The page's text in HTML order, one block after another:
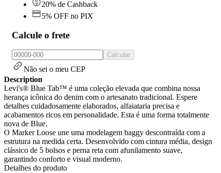
20% de Cashback
5% OFF no PIX
Calcule o frete
Calcular
Não sei o meu CEP
Description
Levi's® Blue Tab™ é uma coleção elevada que combina nossa
herança icônica do denim com o artesanato tradicional. Espere
detalhes cuidadosamente elaborados, alfaiataria precisa e
acabamentos ricos em personalidade. Esta é uma forma totalmente
nova de Blue.
O Marker Loose une uma modelagem baggy descontraída com a
estrutura na medida certa. Desenvolvido com cintura média, design
clássico de 5 bolsos e perna reta com afunilamento suave,
garantindo conforto e visual moderno.
Detalhes do produto